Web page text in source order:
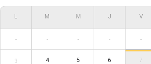
- - - - -
3 4 5 6 7